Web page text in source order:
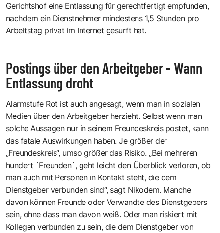
Gerichtshof eine Entlassung für gerechtfertigt empfunden,
nachdem ein Dienstnehmer mindestens 1,5 Stunden pro
Arbeitstag privat im Internet gesurft hat.
Postings über den Arbeitgeber - Wann
Entlassung droht
Alarmstufe Rot ist auch angesagt, wenn man in sozialen
Medien über den Arbeitgeber herzieht. Selbst wenn man
solche Aussagen nur in seinem Freundeskreis postet, kann
das fatale Auswirkungen haben. Je größer der
„Freundeskreis“, umso größer das Risiko. „Bei mehreren
hundert ´Freunden´, geht leicht den Überblick verloren, ob
man auch mit Personen in Kontakt steht, die dem
Dienstgeber verbunden sind“, sagt Nikodem. Manche
davon können Freunde oder Verwandte des Dienstgebers
sein, ohne dass man davon weiß. Oder man riskiert mit
Kollegen verbunden zu sein, die dem Dienstgeber von